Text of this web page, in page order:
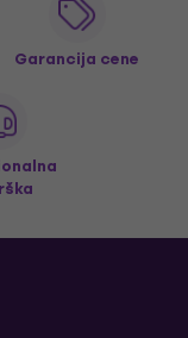
Garancija cene